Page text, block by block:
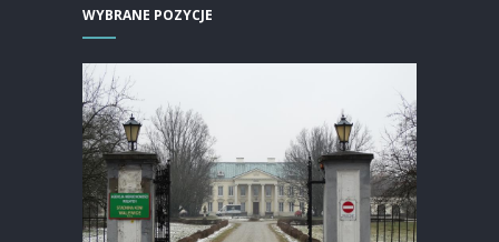
WYBRANE POZYCJE